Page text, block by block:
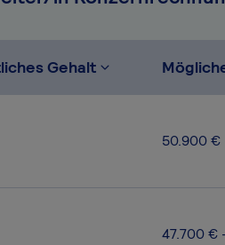
Gehalt
50.900
47.700 €